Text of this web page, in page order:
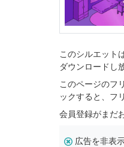
このシルエット
ダウンロードし
このページのフ
ックすると、フ
会員登録がまだ
広告を非表